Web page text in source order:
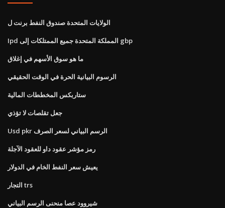
الولايات المتحدة صندوق النفط برنت ل
Ipd المملكة المتحدة جميع الممتلكات إلى gbp
ما هو سوق الأسهم في إغلاق
الرسوم البيانية الحرة في الوقت الحقيقي
ستاربكس المخططات المالية
جعل تقلصات لا تؤذي
Usd pkr الرسم البياني لسعر الصرف
رمز مؤشر عقود داو للعقود الآجلة
يعيش سعر النفط الخام في الدولار
التجار trs
شيروود عصا منحنى الرسم البياني